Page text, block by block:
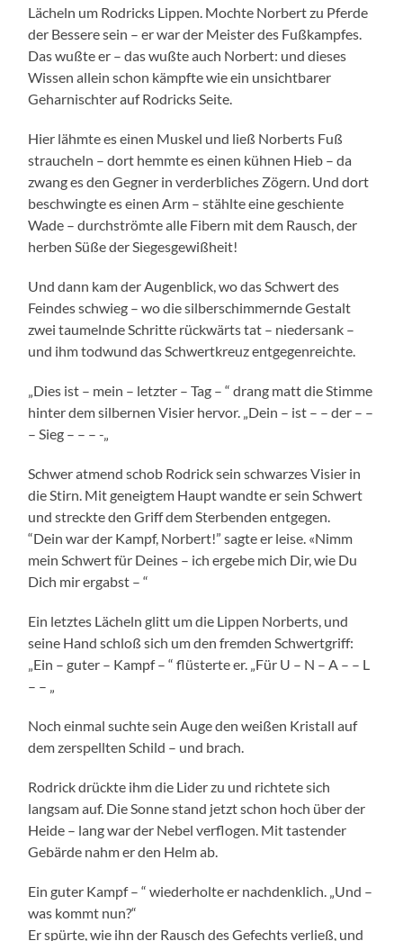
Lächeln um Rodricks Lippen. Mochte Norbert zu Pferde
der Bessere sein – er war der Meister des Fußkampfes.
Das wußte er – das wußte auch Norbert: und dieses
Wissen allein schon kämpfte wie ein unsichtbarer
Geharnischter auf Rodricks Seite.
Hier lähmte es einen Muskel und ließ Norberts Fuß
straucheln – dort hemmte es einen kühnen Hieb – da
zwang es den Gegner in verderbliches Zögern. Und dort
beschwingte es einen Arm – stählte eine geschiente
Wade – durchströmte alle Fibern mit dem Rausch, der
herben Süße der Siegesgewißheit!
Und dann kam der Augenblick, wo das Schwert des
Feindes schwieg – wo die silberschimmernde Gestalt
zwei taumelnde Schritte rückwärts tat – niedersank –
und ihm todwund das Schwertkreuz entgegenreichte.
„Dies ist – mein – letzter – Tag – “ drang matt die Stimme
hinter dem silbernen Visier hervor. „Dein – ist – – der – –
– Sieg – – – -„
Schwer atmend schob Rodrick sein schwarzes Visier in
die Stirn. Mit geneigtem Haupt wandte er sein Schwert
und streckte den Griff dem Sterbenden entgegen.
“Dein war der Kampf, Norbert!” sagte er leise. «Nimm
mein Schwert für Deines – ich ergebe mich Dir, wie Du
Dich mir ergabst – “
Ein letztes Lächeln glitt um die Lippen Norberts, und
seine Hand schloß sich um den fremden Schwertgriff:
„Ein – guter – Kampf – “ flüsterte er. „Für U – N – A – – L
– – „
Noch einmal suchte sein Auge den weißen Kristall auf
dem zerspellten Schild – und brach.
Rodrick drückte ihm die Lider zu und richtete sich
langsam auf. Die Sonne stand jetzt schon hoch über der
Heide – lang war der Nebel verflogen. Mit tastender
Gebärde nahm er den Helm ab.
Ein guter Kampf – “ wiederholte er nachdenklich. „Und –
was kommt nun?“
Er spürte, wie ihn der Rausch des Gefechts verließ, und